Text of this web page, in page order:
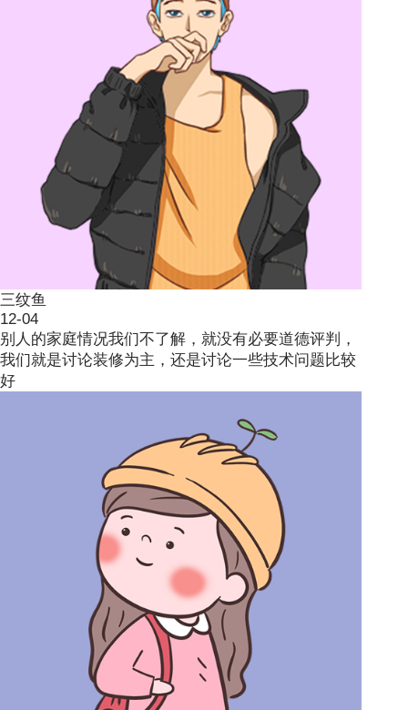
三纹鱼
12-04
别人的家庭情况我们不了解，就没有必要道德评判，
我们就是讨论装修为主，还是讨论一些技术问题比较
好